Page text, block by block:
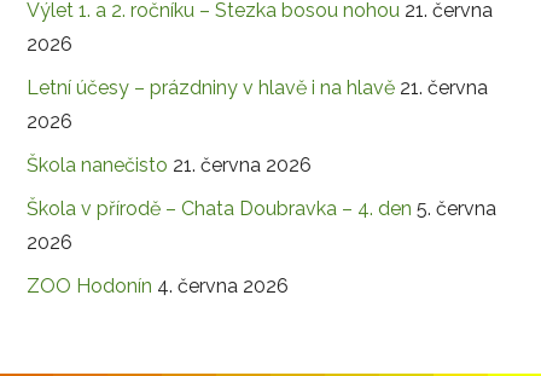
Výlet 1. a 2. ročníku – Stezka bosou nohou 21. června
2026
Letní účesy – prázdniny v hlavě i na hlavě 21. června
2026
Škola nanečisto 21. června 2026
Škola v přírodě – Chata Doubravka – 4. den 5. června
2026
ZOO Hodonín 4. června 2026